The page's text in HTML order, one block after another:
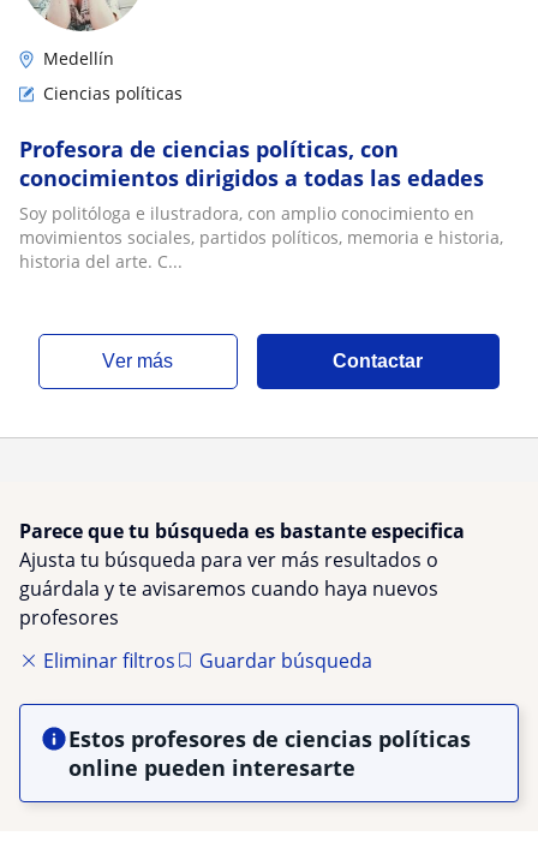
Medellín
Ciencias políticas
Profesora de ciencias políticas, con
conocimientos dirigidos a todas las edades
Soy politóloga e ilustradora, con amplio conocimiento en
movimientos sociales, partidos políticos, memoria e historia,
historia del arte. C...
ver más Contactar
Parece que tu búsqueda es bastante especifica
Ajusta tu búsqueda para ver más resultados o
guárdala y te avisaremos cuando haya nuevos
profesores
Eliminar filtros
Guardar búsqueda
Estos profesores de ciencias políticas
online pueden interesarte